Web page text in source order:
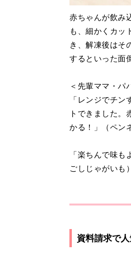
赤ちゃんが飲み
も、細かくカッ
き、解凍後はそ
するといった面
＜先輩ママ・パ
「レンジでチ
トできました。
かる！」（ペン
「楽ちんで味
ごしじゃがいも）
資料請求で